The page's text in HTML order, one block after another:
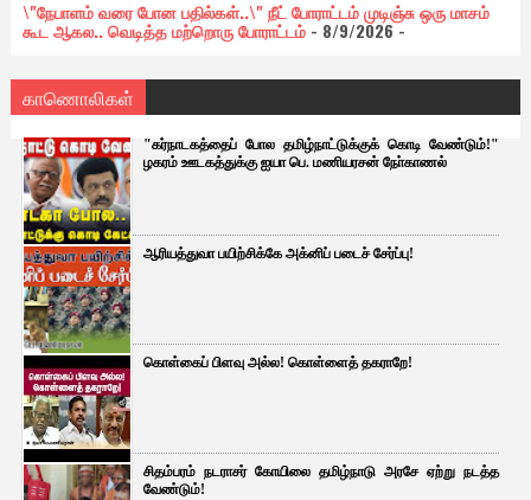
\"நேபாளம் வரை போன பதில்கள்..\" நீட் போராட்டம் முடிஞ்சு ஒரு மாசம்
கூட ஆகல.. வெடித்த மற்றொரு போராட்டம்- 8/9/2026-
காணொலிகள்
"கர்நாடகத்தைப் போல தமிழ்நாட்டுக்குக் கொடி வேண்டும்!"
ழகரம் ஊடகத்துக்கு ஐயா பெ. மணியரசன் நோ்காணல்
ஆரியத்துவா பயிற்சிக்கே அக்னிப் படைச் சேர்ப்பு!
கொள்கைப் பிளவு அல்ல! கொள்ளைத் தகராறே!
சிதம்பரம் நடராசர் கோயிலை தமிழ்நாடு அரசே ஏற்று நடத்த
வேண்டும்!